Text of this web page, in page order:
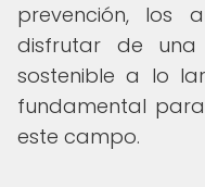
prevención, los
disfrutar de
sostenible a lo
fundamental
este campo.